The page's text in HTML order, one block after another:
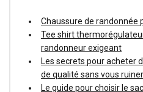
Chaussure de randonnée
Tee shirt
randonneur exigeant
Les secrets pour acheter
de qualité sans vous ruiner
Le guide pour choisir le